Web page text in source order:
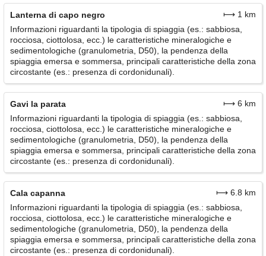
Lanterna di capo negro
⟼ 1 km
Informazioni riguardanti la tipologia di spiaggia (es.: sabbiosa,
rocciosa, ciottolosa, ecc.) le caratteristiche mineralogiche e
sedimentologiche (granulometria, D50), la pendenza della
spiaggia emersa e sommersa, principali caratteristiche della zona
circostante (es.: presenza di cordonidunali).
Gavi la parata
⟼ 6 km
Informazioni riguardanti la tipologia di spiaggia (es.: sabbiosa,
rocciosa, ciottolosa, ecc.) le caratteristiche mineralogiche e
sedimentologiche (granulometria, D50), la pendenza della
spiaggia emersa e sommersa, principali caratteristiche della zona
circostante (es.: presenza di cordonidunali).
Cala capanna
⟼ 6.8 km
Informazioni riguardanti la tipologia di spiaggia (es.: sabbiosa,
rocciosa, ciottolosa, ecc.) le caratteristiche mineralogiche e
sedimentologiche (granulometria, D50), la pendenza della
spiaggia emersa e sommersa, principali caratteristiche della zona
circostante (es.: presenza di cordonidunali).